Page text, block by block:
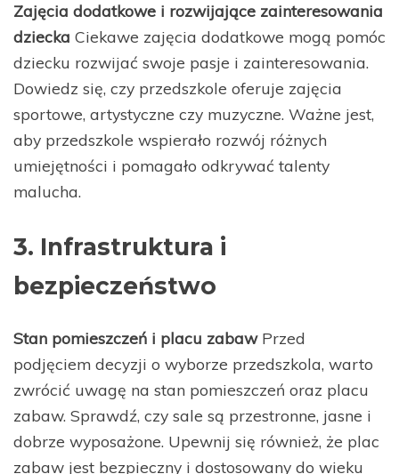
Zajęcia dodatkowe i rozwijające zainteresowania
dziecka Ciekawe zajęcia dodatkowe mogą pomóc
dziecku rozwijać swoje pasje i zainteresowania.
Dowiedz się, czy przedszkole oferuje zajęcia
sportowe, artystyczne czy muzyczne. Ważne jest,
aby przedszkole wspierało rozwój różnych
umiejętności i pomagało odkrywać talenty
malucha.
3. Infrastruktura i
bezpieczeństwo
Stan pomieszczeń i placu zabawPrzed
podjęciem decyzji o wyborze przedszkola, warto
zwrócić uwagę na stan pomieszczeń oraz placu
zabaw. Sprawdź, czy sale są przestronne, jasne i
dobrze wyposażone. Upewnij się również, że plac
zabaw jest bezpieczny i dostosowany do wieku